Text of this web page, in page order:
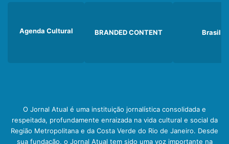
Agenda Cultural BRANDED CONTENT Brasil
O Jornal Atual é uma instituição jornalística consolidada e
respeitada, profundamente enraizada na vida cultural e social da
Região Metropolitana e da Costa Verde do Rio de Janeiro. Desde
sua fundação, o Jornal Atual tem sido uma voz importante na